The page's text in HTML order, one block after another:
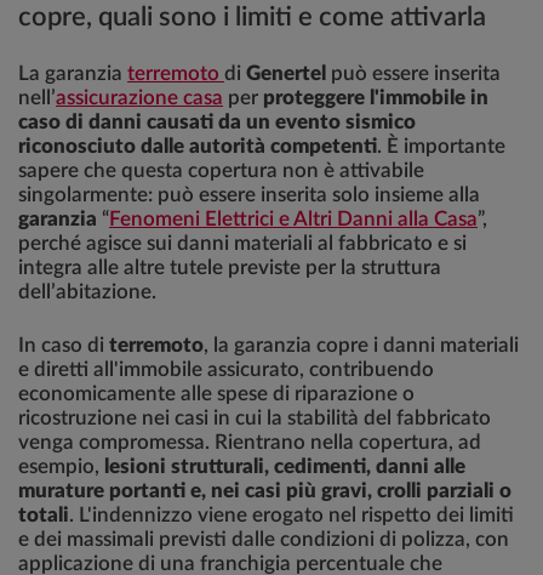
copre, quali sono i limiti e come attivarla
La garanzia terremoto di Genertel può essere inserita
nell’assicurazione casa per proteggere l'immobile in
caso di danni causati da un evento sismico
riconosciuto dalle autorità competenti. È importante
sapere che questa copertura non è attivabile
singolarmente: può essere inserita solo insieme alla
garanzia “Fenomeni Elettrici e Altri Danni alla Casa”,
perché agisce sui danni materiali al fabbricato e si
integra alle altre tutele previste per la struttura
dell’abitazione.
In caso di terremoto, la garanzia copre i danni materiali
e diretti all'immobile assicurato, contribuendo
economicamente alle spese di riparazione o
ricostruzione nei casi in cui la stabilità del fabbricato
venga compromessa. Rientrano nella copertura, ad
esempio, lesioni strutturali, cedimenti, danni alle
murature portanti e, nei casi più gravi, crolli parziali o
totali. L'indennizzo viene erogato nel rispetto dei limiti
e dei massimali previsti dalle condizioni di polizza, con
applicazione di una franchigia percentuale che